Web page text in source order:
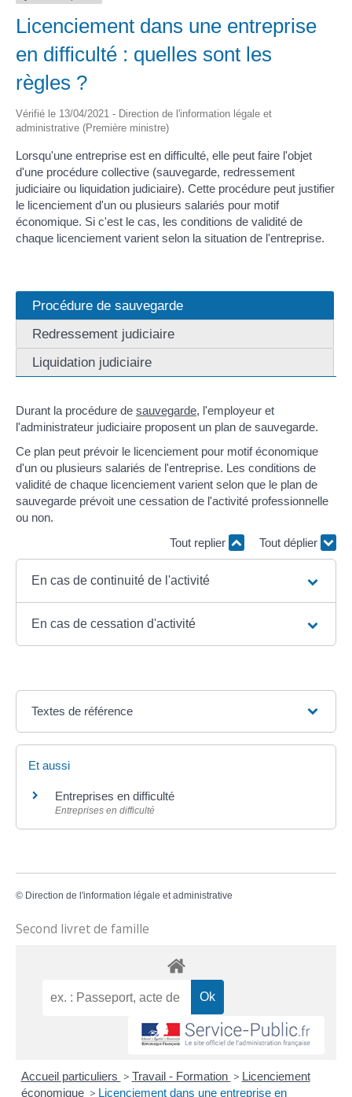
Licenciement dans une entreprise
en difficulté : quelles sont les
règles ?
Vérifié le 13/04/2021 - Direction de l'information légale et
administrative (Première ministre)
Lorsqu'une entreprise est en difficulté, elle peut faire l'objet
d'une procédure collective (sauvegarde, redressement
judiciaire ou liquidation judiciaire). Cette procédure peut justifier
le licenciement d'un ou plusieurs salariés pour motif
économique. Si c'est le cas, les conditions de validité de
chaque licenciement varient selon la situation de l'entreprise.
Procédure de sauvegarde
Redressement judiciaire
Liquidation judiciaire
Durant la procédure de sauvegarde, l'employeur et
l'administrateur judiciaire proposent un plan de sauvegarde.
Ce plan peut prévoir le licenciement pour motif économique
d'un ou plusieurs salariés de l'entreprise. Les conditions de
validité de chaque licenciement varient selon que le plan de
sauvegarde prévoit une cessation de l'activité professionnelle
ou non.
Tout replier
Tout déplier
En cas de continuité de l'activité
En cas de cessation d'activité
Textes de référence
Et aussi
Entreprises en difficulté
Entreprises en difficulté
© Direction de l'information légale et administrative
Second livret de famille
Accueil particuliers > Travail - Formation > Licenciement
économique > Licenciement dans une entreprise en